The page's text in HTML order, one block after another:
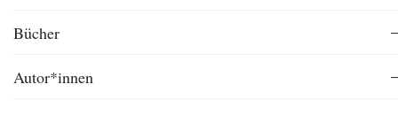
Bücher
Autor*innen